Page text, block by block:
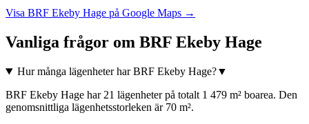
Visa BRF Ekeby Hage på Google Maps →
Vanliga frågor om BRF Ekeby Hage
Hur många lägenheter har BRF Ekeby Hage?▼
BRF Ekeby Hage har 21 lägenheter på totalt 1 479 m² boarea. Den
genomsnittliga lägenhetsstorleken är 70 m².